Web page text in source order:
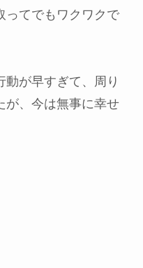
ってでもワクワクで
が早すぎて、周り
が、今は無事に幸せ